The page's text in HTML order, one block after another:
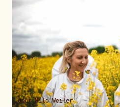
door Milo Weiler